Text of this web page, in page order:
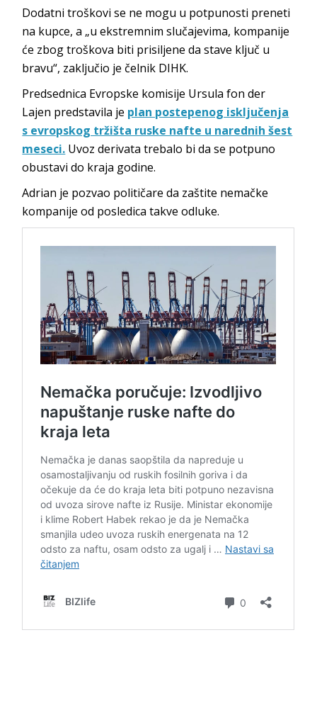
Dodatni troškovi se ne mogu u potpunosti preneti
na kupce, a „u ekstremnim slučajevima, kompanije
će zbog troškova biti prisiljene da stave ključ u
bravu“, zaključio je čelnik DIHK.
Predsednica Evropske komisije Ursula fon der
Lajen predstavila je plan postepenog isključenja
s evropskog tržišta ruske nafte u narednih šest
meseci. Uvoz derivata trebalo bi da se potpuno
obustavi do kraja godine.
Adrian je pozvao političare da zaštite nemačke
kompanije od posledica takve odluke.